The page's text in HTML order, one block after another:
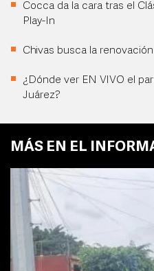
Cocca da la cara tras el
Play-In
Chivas busca la
¿Dónde ver EN VIVO el
Juárez?
MÁS EN EL